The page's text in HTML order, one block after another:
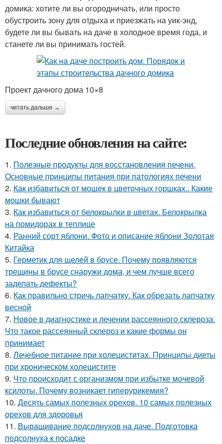
домика: хотите ли вы огородничать, или просто
обустроить зону для отдыха и приезжать на уик-энд,
будете ли вы бывать на даче в холодное время года, и
станете ли вы принимать гостей.
Проект дачного дома 10×8
читать дальше →
Последние обновления на сайте:
1. Полезные продукты для восстановления печени.
Основные принципы питания при патологиях печени
2. Как избавиться от мошек в цветочных горшках.. Какие
мошки бывают
3. Как избавиться от белокрылки в цветах. Белокрылка
на помидорах в теплице
4. Ранний сорт яблони. Фото и описание яблони Золотая
Китайка
5. Герметик для щелей в брусе. Почему появляются
трещины в брусе снаружи дома, и чем лучше всего
заделать дефекты?
6. Как правильно стричь лапчатку. Как обрезать лапчатку
весной
7. Новое в диагностике и лечении рассеянного склероза.
Что такое рассеянный склероз и какие формы он
принимает
8. Лечебное питание при холециститах. Принципы диеты
при хроническом холецистите
9. Что происходит с организмом при избытке мочевой
ксилоты. Почему возникает гиперурикемия?
10. Десять самых полезных орехов. 10 самых полезных
орехов для здоровья
11. Выращивание подсолнухов на даче. Подготовка
подсолнуха к посадке